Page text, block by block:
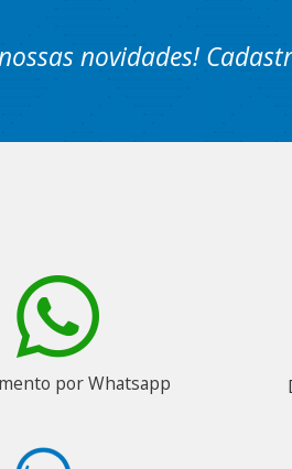
novidades!
por Whatsapp